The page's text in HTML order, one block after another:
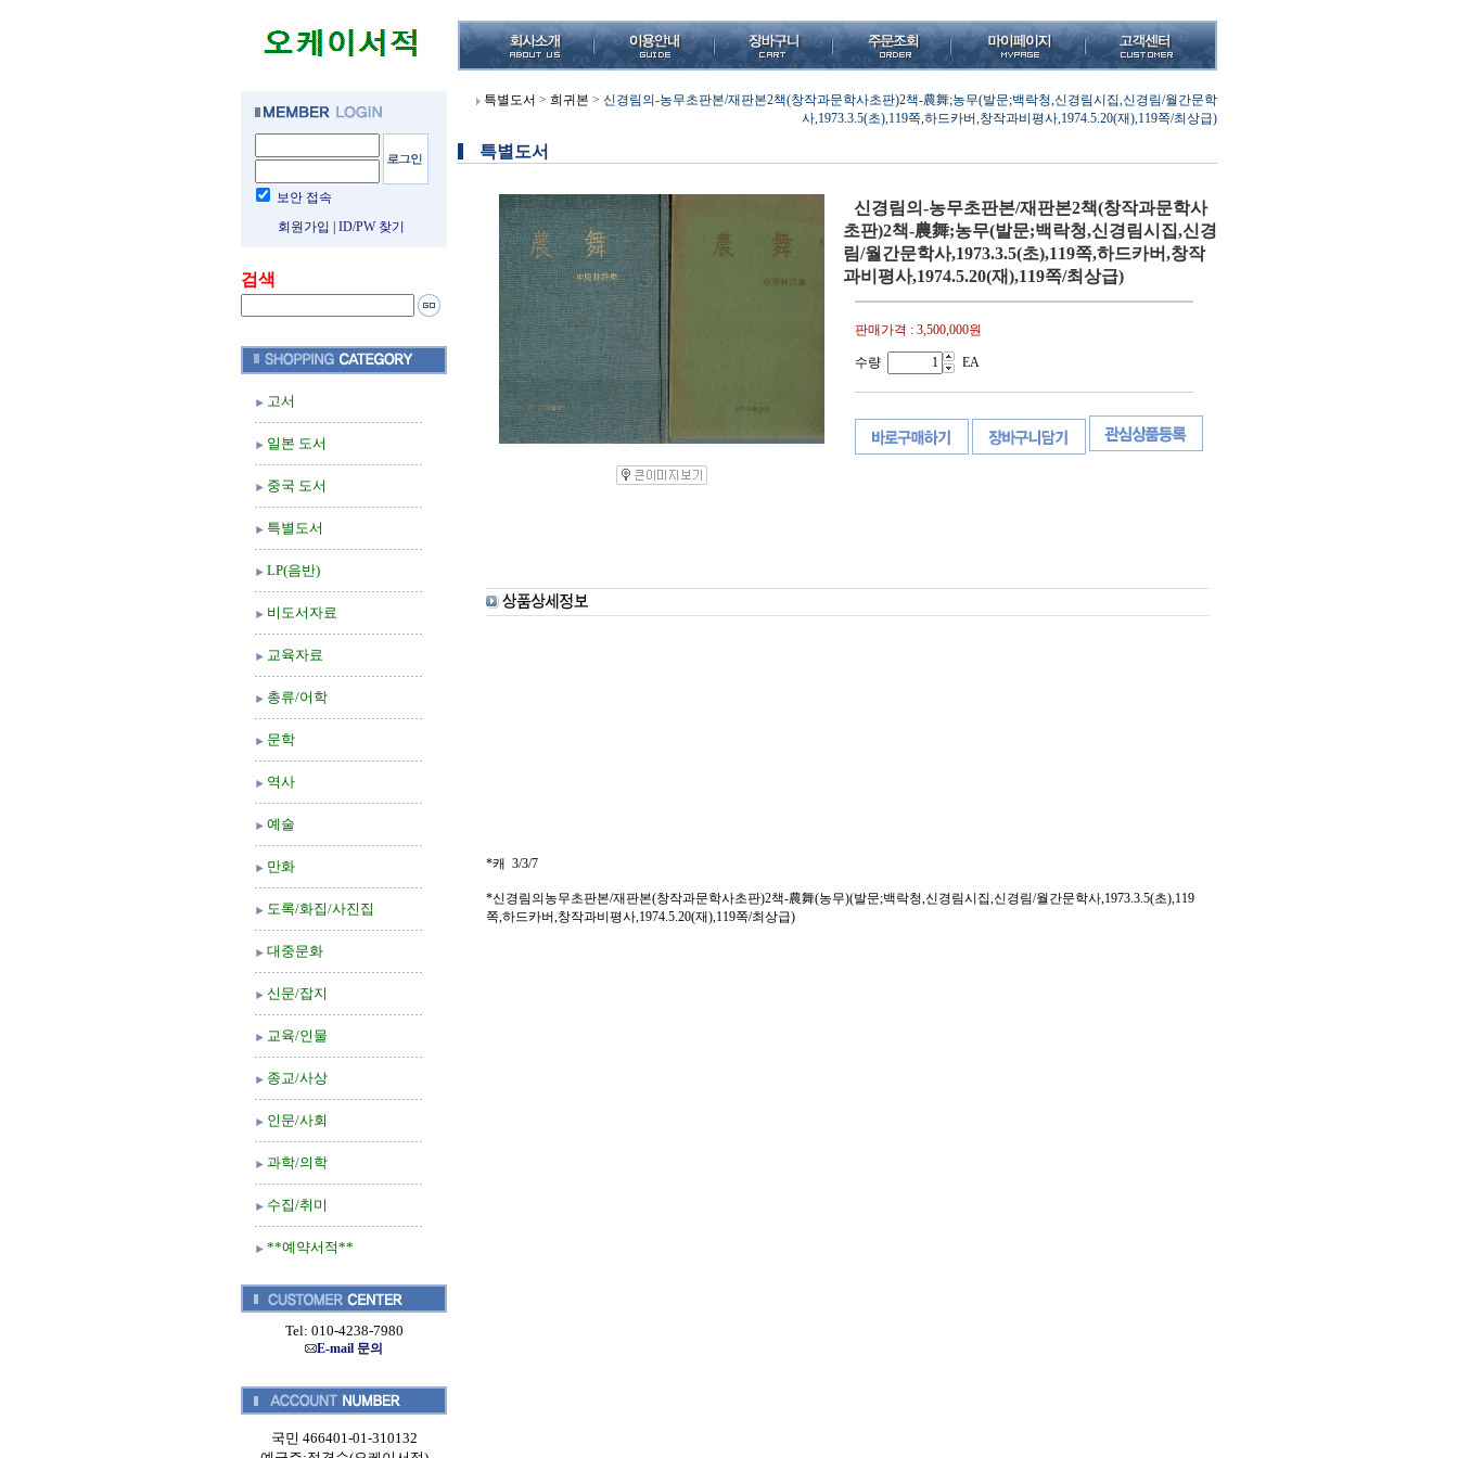
보안 접속
회원가입
ID/PW 찾기
검색
고서
일본 도서
중국 도서
특별도서
LP(음반)
비도서자료
교육자료
총류/어학
문학
역사
예술
만화
도록/화집/사진집
대중문화
신문/잡지
교육/인물
종교/사상
인문/사회
과학/의학
수집/취미
**예약서적**
Tel: 010-4238-7980
E-mail 문의
국민 466401-01-310132
특별도서 > 희귀본 > 신경림의-농무초판본/재판본2책(창작과문학사초판)2책-農舞;농무(발문;백락청,신경림시집,신경림/월간문학
사,1973.3.5(초),119쪽,하드카버,창작과비평사,1974.5.20(재),119쪽/최상급)
특별도서
신경림의-농무초판본/재판본2책(창작과문학사
초판)2책-農舞;농무(발문;백락청,신경림시집,신경
림/월간문학사,1973.3.5(초),119쪽,하드카버,창작
과비평사,1974.5.20(재),119쪽/최상급)
판매가격 : 3,500,000원
수량 EA
*캐 3/3/7
*신경림의농무초판본/재판본(창작과문학사초판)2책-農舞(농무)(발문;백락청,신경림시집,신경림/월간문학사,1973.3.5(초),119
쪽,하드카버,창작과비평사,1974.5.20(재),119쪽/최상급)